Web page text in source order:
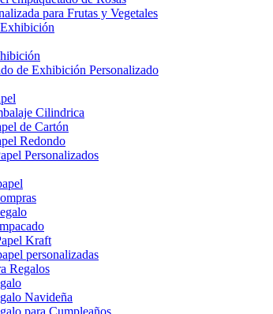
para Frutas y Vegetales
de Exhibición Personalizado
Cilindrica
de Cartón
Redondo
Personalizados
Kraft
personalizadas
Regalos
Navideña
para Cumpleaños